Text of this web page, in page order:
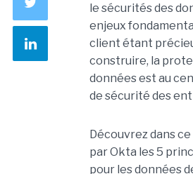
le sécurités des
enjeux
client étant
construire, la
données est au
de sécurité des
Découvrez dans
par Okta les 5
pour les données